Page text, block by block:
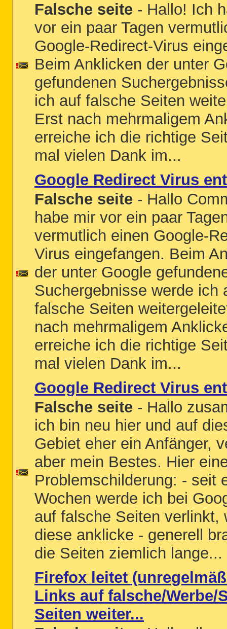
Falsche seite - Hallo! Ich
vor ein paar Tagen
Google-Redirect-Virus
Beim Anklicken der unter
gefundenen
ich auf falsche Seiten
Erst nach mehrmaligem
erreiche ich die richtige
mal vielen Dank im...
Google Redirect Virus
Falsche seite - Hallo
habe mir vor ein paar
vermutlich einen Google-
Virus eingefangen. Beim
der unter Google
Suchergebnisse werde ich
falsche Seiten
nach mehrmaligem
erreiche ich die richtige
mal vielen Dank im...
Google Redirect Virus
Falsche seite - Hallo
ich bin neu hier und auf
Gebiet eher ein Anfänger,
aber mein Bestes. Hier
Problemschilderung: - seit
Wochen werde ich bei
auf falsche Seiten verlinkt,
diese anklicke - generell
die Seiten ziemlich lange...
Firefox leitet
Links auf falsche/Werbe/
Seiten weiter...